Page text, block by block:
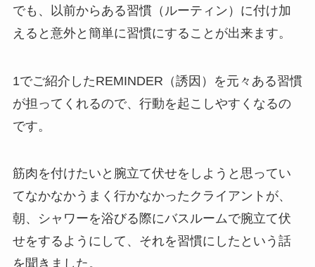
でも、以前からある習慣（ルーティン）に付け加
えると意外と簡単に習慣にすることが出来ます。
1でご紹介したREMINDER（誘因）を元々ある習慣
が担ってくれるので、行動を起こしやすくなるの
です。
筋肉を付けたいと腕立て伏せをしようと思ってい
てなかなかうまく行かなかったクライアントが、
朝、シャワーを浴びる際にバスルームで腕立て伏
せをするようにして、それを習慣にしたという話
を聞きました。